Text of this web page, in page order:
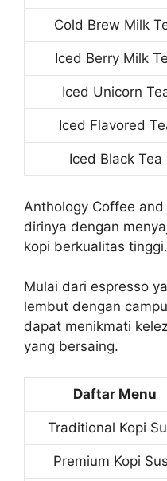
Cold Brew Milk
Iced Berry Milk
Iced Unicorn
Iced Flavored
Iced Black Tea
Anthology Coffee
dirinya dengan
kopi berkualitas tinggi.
Mulai dari espresso
lembut dengan
dapat menikmati
yang bersaing.
Daftar Menu
Traditional Kopi
Premium Kopi